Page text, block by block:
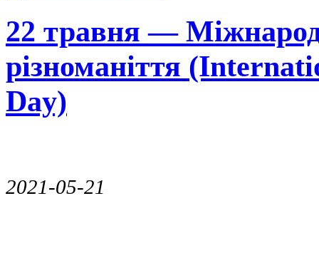
22 травня —
різноманіття
Day)
2021-05-21